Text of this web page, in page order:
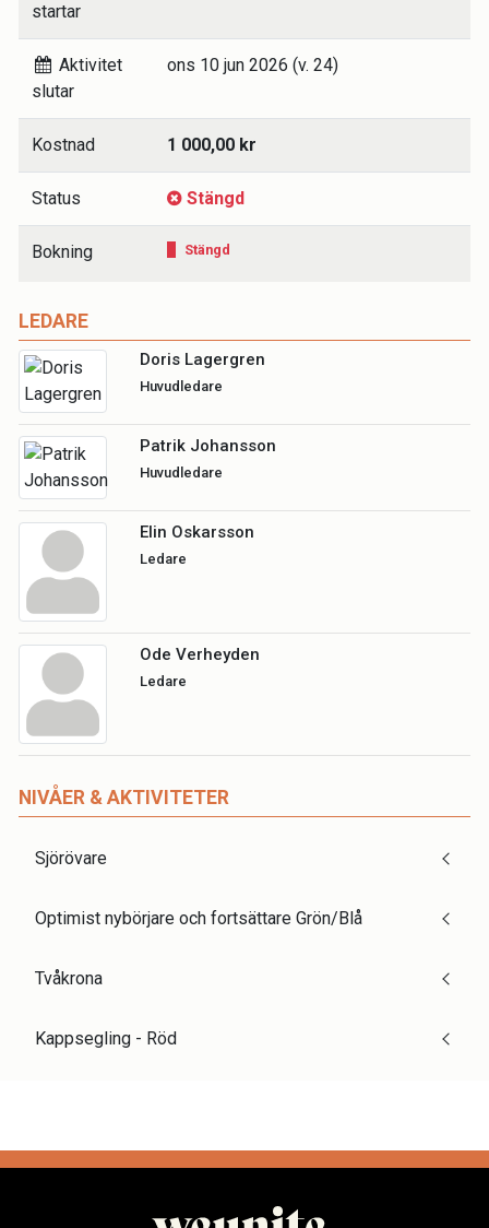
LEDARE
Doris Lagergren
Huvudledare
Patrik Johansson
Huvudledare
Elin Oskarsson
Ledare
Ode Verheyden
Ledare
startar
Aktivitet
slutar
ons 10 jun 2026 (v. 24)
Kostnad 1 000,00 kr
Status Stängd
Bokning Stängd
NIVÅER & AKTIVITETER
Sjörövare
Optimist nybörjare och fortsättare Grön/Blå
Tvåkrona
Kappsegling - Röd